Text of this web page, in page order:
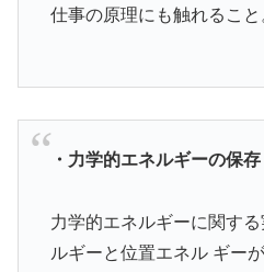
仕事の原理にも触れること
・力学的エネルギーの保存
力学的エネルギーに関す
ルギーと位置エネル ギー